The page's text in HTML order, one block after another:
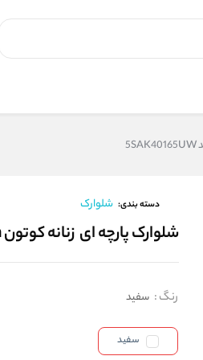
دسته بندی: شلوارک
شلوارک پارچه ای زنانه کوتون Koton کد 5SAK40165UW
رنگ: سفید
سفید